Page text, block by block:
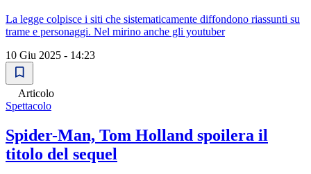
La legge colpisce i siti che sistematicamente diffondono riassunti su
trame e personaggi. Nel mirino anche gli youtuber
10 Giu 2025 - 14:23
Articolo
Spettacolo
Spider-Man, Tom Holland spoilera il
titolo del sequel